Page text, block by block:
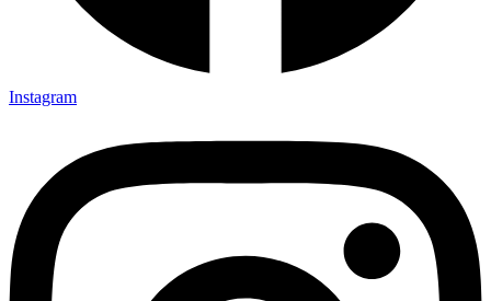
Instagram